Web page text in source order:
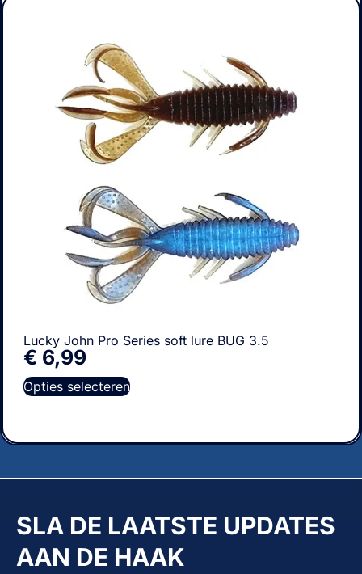
Lucky John Pro Series soft lure BUG 3.5
€ 6,99
Opties selecteren
SLA DE LAATSTE UPDATES
AAN DE HAAK